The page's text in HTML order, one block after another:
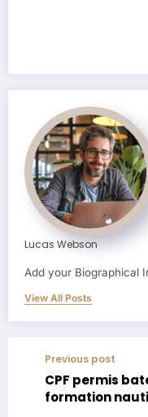
Lucas Webson
Add your Biographical
View All Posts
Previous post
CPF permis
formation